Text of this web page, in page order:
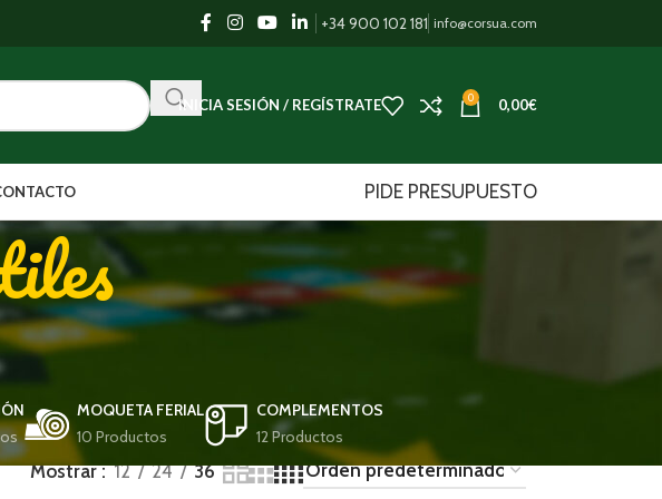
+34 900 102 181 info@corsua.com
INICIA SESIÓN / REGÍSTRATE 0 0,00€
PIDE PRESUPUESTO
MOQUETA FERIAL
10 Productos
COMPLEMENTOS
12 Productos
Mostrar 12 24 36